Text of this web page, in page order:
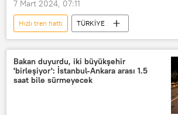
7 Mart 2024, 07:11
Hızlı tren hattı
TÜRKİYE
Abdulkadir Uraloğlu
Ulaştırma
Ulaştırma ve Altyapı Bakanlığı
Ulaştırma Bakanlığı
hızlı tren
Bakan duyurdu, iki büyükşehir
'birleşiyor': İstanbul-Ankara arası 1.5
saat bile sürmeyecek